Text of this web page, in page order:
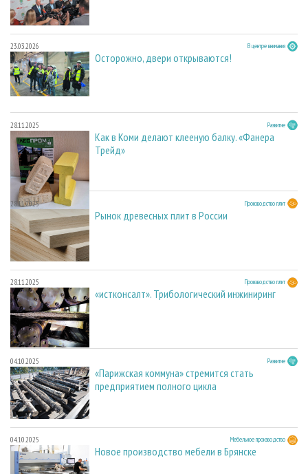
23.03.2026 В центре внимания
Осторожно, двери открываются!
28.11.2025 Развитие
Как в Коми делают клееную балку. «Фанера
Трейд»
28.11.2025 Производство плит
Рынок древесных плит в России
28.11.2025 Производство плит
«истконсалт». Трибологический инжиниринг
04.10.2025 Развитие
«Парижская коммуна» стремится стать
предприятием полного цикла
04.10.2025 Мебельное производство
Новое производство мебели в Брянске